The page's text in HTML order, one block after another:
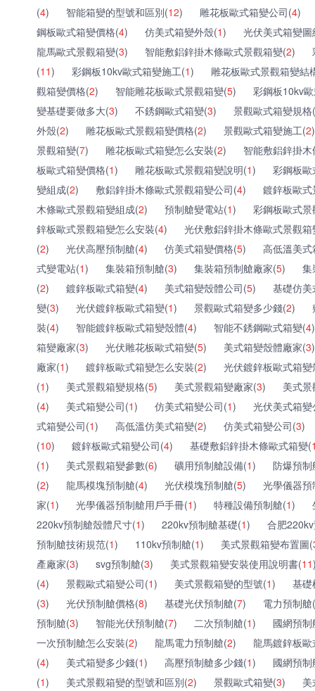
(4) 智能箱變的型號和區別(12) 雕花板歐式箱變公司(4)
鋼板歐式箱變價格(4) 仿美式箱變外殼(1)
光伏美式箱變圖
龍馬歐式景觀箱變(3) 智能敷鋁鋅掛木條歐式景觀箱變(2)
(11) 彩鋼板10kv歐式箱變施工(1)
雕花板歐式景觀箱變結
觀箱變價格(2) 智能雕花板歐式景觀箱變(5)
彩鋼板10kv
變基礎要做多大(3) 不銹鋼歐式箱變(3)
景觀歐式箱變規格(
外殼(2) 雕花板歐式景觀箱變價格(2) 景觀歐式箱變施工(2)
景觀箱變(7) 雕花板歐式箱變怎么安裝(2)
智能敷鋁鋅掛
板歐式箱變價格(1) 雕花板歐式景觀箱變說明(1)
彩鋼板
變組成(2) 敷鋁鋅掛木條歐式景觀箱變公司(4)
鍍鋅板歐
木條歐式景觀箱變組成(2) 預制艙變電站(1)
彩鋼板歐式
鋅板歐式景觀箱變怎么安裝(4)
光伏敷鋁鋅掛木條歐式景觀箱
(2) 光伏高壓預制艙(4) 仿美式箱變價格(5)
高低溫美
式變電站(1) 集裝箱預制艙(3) 集裝箱預制艙廠家(5)
集
(2) 鍍鋅板歐式箱變(4) 美式箱變殼體公司(5)
基礎仿
變(3) 光伏鍍鋅板歐式箱變(1) 景觀歐式箱變多少錢(2)
裝(4) 智能鍍鋅板歐式箱變殼體(4) 智能不銹鋼歐式箱變(4)
箱變廠家(3) 光伏雕花板歐式箱變(5) 美式箱變殼體廠家(3)
廠家(1) 鍍鋅板歐式箱變怎么安裝(2)
光伏鍍鋅板歐式箱
(1) 美式景觀箱變規格(5) 美式景觀箱變廠家(3)
美式
(4) 美式箱變公司(1) 仿美式箱變公司(1)
光伏美式箱
式箱變公司(1) 高低溫仿美式箱變(2) 仿美式箱變公司(3)
(10) 鍍鋅板歐式箱變公司(4) 基礎敷鋁鋅掛木條歐式箱變(
(1) 美式景觀箱變參數(6) 礦用預制艙設備(1)
防爆預制
(2) 龍馬模塊預制艙(4) 光伏模塊預制艙(5)
光學儀器
家(1) 光學儀器預制艙用戶手冊(1) 特種設備預制艙(1)
220kv預制艙殼體尺寸(1) 220kv預制艙基礎(1)
合肥
預制艙技術規范(1) 110kv預制艙(1) 美式景觀箱變布置圖(
產廠家(3) svg預制艙(3) 美式景觀箱變安裝使用說明書(11
(4) 景觀歐式箱變公司(1) 美式景觀箱變的型號(1)
基礎
(3) 光伏預制艙價格(8) 基礎光伏預制艙(7)
電力預制艙(
預制艙(3) 智能光伏預制艙(7) 二次預制艙(1)
國網預
一次預制艙怎么安裝(2) 龍馬電力預制艙(2)
龍馬鍍鋅板
(4) 美式箱變多少錢(1) 高壓預制艙多少錢(1)
國網預
(1) 美式景觀箱變的型號和區別(2) 景觀歐式箱變(3)